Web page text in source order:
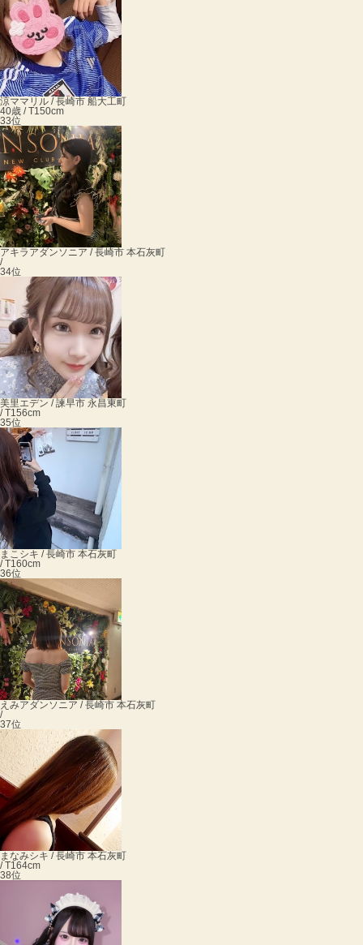
涼ママ リル / 長崎市 船大工町
40歳 / T150cm
33位
アキラ アダンソニア / 長崎市 本石灰町
/
34位
美里エデン / 諫早市 永昌東町
/ T156cm
35位
まこ シキ / 長崎市 本石灰町
/ T160cm
36位
えみアダンソニア / 長崎市 本石灰町
/
37位
まなみシキ / 長崎市 本石灰町
/ T164cm
38位